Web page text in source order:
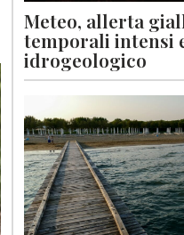
Meteo, allerta
temporali intensi
idrogeologico